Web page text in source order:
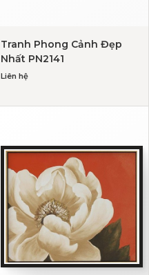
Tranh Phong Cảnh Đẹp
Nhất PN2141
Liên hệ